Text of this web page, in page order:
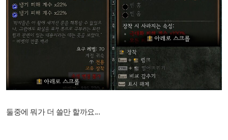
둘중에 뭐가 더 쓸만 할까요...